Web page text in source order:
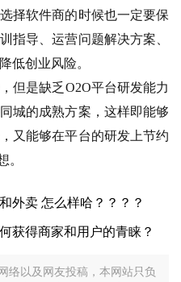
择软件商的时候也一定要保
指导、运营问题解决方案、
低创业风险。
但是缺乏O2O平台研发能力
城的成熟方案，这样即能够
又能够在平台的研发上节约
。
外卖 怎么样哈？？？？
获得商家和用户的青睐？
络以及网友投稿，本网站只负